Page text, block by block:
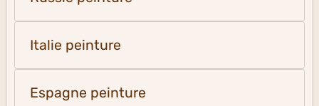
Italie peinture
Espagne peinture